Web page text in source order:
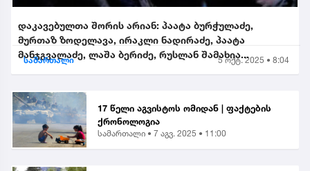
დაკავებულთა შორის არიან: პაატა ბურჭულაძე,
მურთაზ ზოდელავა, ირაკლი ნადირაძე, პაატა
მანჯგვალაძე, ლაშა ბერიძე, რუსლან შამახია...
სამართალი 5 ოქტ. 2025 • 8:04
17 წელი აგვისტოს ომიდან | ფაქტების
ქრონოლოგია
სამართალი • 7 აგვ. 2025 • 11:00